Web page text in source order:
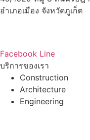
อำเภอเมือง จังหวัดภูเก็ต
Facebook Line
บริการของเรา
Construction
Architecture
Engineering